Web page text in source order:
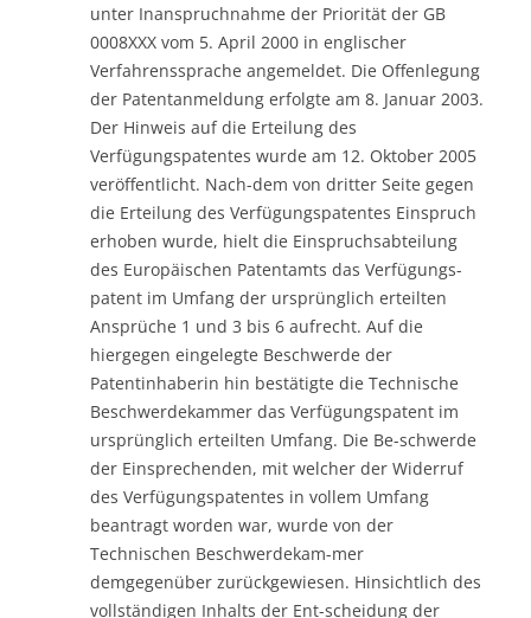
unter Inanspruchnahme der Priorität der GB
0008XXX vom 5. April 2000 in englischer
Verfahrenssprache angemeldet. Die Offenlegung
der Patentanmeldung erfolgte am 8. Januar 2003.
Der Hinweis auf die Erteilung des
Verfügungspatentes wurde am 12. Oktober 2005
veröffentlicht. Nach-dem von dritter Seite gegen
die Erteilung des Verfügungspatentes Einspruch
erhoben wurde, hielt die Einspruchsabteilung
des Europäischen Patentamts das Verfügungs-
patent im Umfang der ursprünglich erteilten
Ansprüche 1 und 3 bis 6 aufrecht. Auf die
hiergegen eingelegte Beschwerde der
Patentinhaberin hin bestätigte die Technische
Beschwerdekammer das Verfügungspatent im
ursprünglich erteilten Umfang. Die Be-schwerde
der Einsprechenden, mit welcher der Widerruf
des Verfügungspatentes in vollem Umfang
beantragt worden war, wurde von der
Technischen Beschwerdekam-mer
demgegenüber zurückgewiesen. Hinsichtlich des
vollständigen Inhalts der Ent-scheidung der